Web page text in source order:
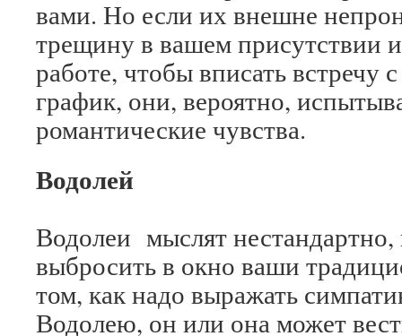
вами. Но если их внешне
трещину в вашем присутствии
работе, чтобы вписать встречу
график, они, вероятно,
романтические чувства.
Водолей
Водолеи мыслят
выбросить в окно ваши
том, как надо выражать
Водолею, он или она может